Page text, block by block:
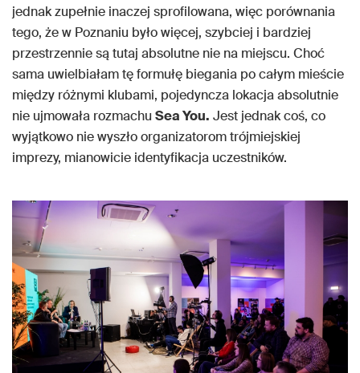
jednak zupełnie inaczej sprofilowana, więc porównania
tego, że w Poznaniu było więcej, szybciej i bardziej
przestrzennie są tutaj absolutne nie na miejscu. Choć
sama uwielbiałam tę formułę biegania po całym mieście
między różnymi klubami, pojedyncza lokacja absolutnie
nie ujmowała rozmachu Sea You. Jest jednak coś, co
wyjątkowo nie wyszło organizatorom trójmiejskiej
imprezy, mianowicie identyfikacja uczestników.